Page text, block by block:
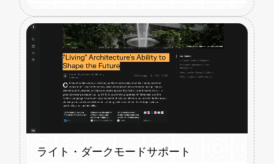
ライト・ダークモードサポート